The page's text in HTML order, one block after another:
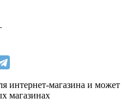
интернет-магазина и может
магазинах